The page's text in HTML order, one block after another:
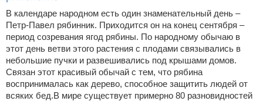
В календаре народном есть один знаменательный день –
Петр-Павел рябинник. Приходится он на конец сентября –
период созревания ягод рябины. По народному обычаю в
этот день ветви этого растения с плодами связывались в
небольшие пучки и развешивались под крышами домов.
Связан этот красивый обычай с тем, что рябина
воспринималась как дерево, способное защитить людей от
всяких бед.В мире существует примерно 80 разновидностей